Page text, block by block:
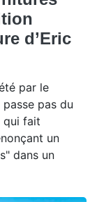
d’Eric
par le
pas du
qui fait
un
dans un